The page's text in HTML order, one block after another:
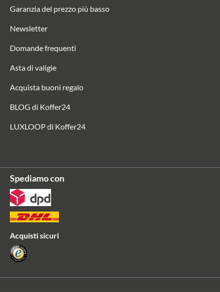
Garanzia del prezzo più basso
Newsletter
Domande frequenti
Asta di valigie
Acquista buoni regalo
BLOG di Koffer24
LUXLOOP di Koffer24
Spediamo con
Acquisti sicuri